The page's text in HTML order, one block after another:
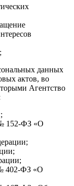
данных
актов, во
Агентство
№ 152-ФЗ «О
402-ФЗ «О